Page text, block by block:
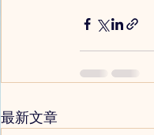
最新文章